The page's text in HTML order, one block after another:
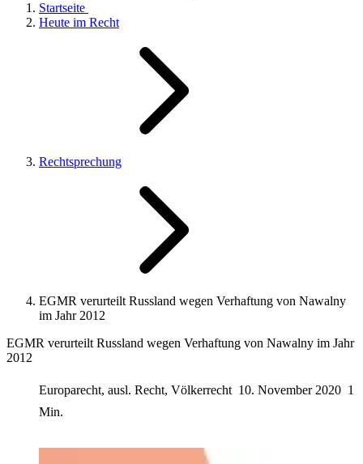
Startseite
Heute im Recht
Rechtsprechung
EGMR verurteilt Russland wegen Verhaftung von Nawalny
im Jahr 2012
EGMR verurteilt Russland wegen Verhaftung von Nawalny im Jahr
2012
Europarecht, ausl. Recht, Völkerrecht 10. November 2020 1
Min.